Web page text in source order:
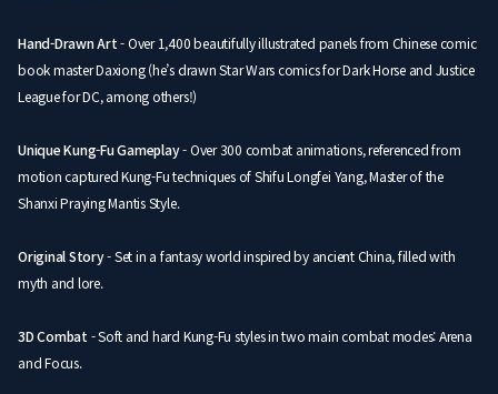
Hand-Drawn Art- Over 1,400 beautifully illustrated panels from Chinese comic
book master Daxiong (he’s drawn Star Wars comics for Dark Horse and Justice
League for DC, among others!)
Unique Kung-Fu Gameplay- Over 300 combat animations, referenced from
motion captured Kung-Fu techniques of Shifu Longfei Yang, Master of the
Shanxi Praying Mantis Style.
Original Story- Set in a fantasy world inspired by ancient China, filled with
myth and lore.
3D Combat - Soft and hard Kung-Fu styles in two main combat modes: Arena
and Focus.